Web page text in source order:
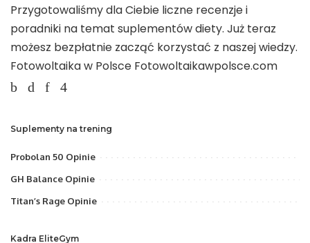
Przygotowaliśmy dla Ciebie liczne recenzje i
poradniki na temat suplementów diety. Już teraz
możesz bezpłatnie zacząć korzystać z naszej wiedzy.
Fotowoltaika w Polsce Fotowoltaikawpolsce.com
Suplementy na trening
Probolan 50 Opinie
GH Balance Opinie
Titan’s Rage Opinie
Kadra EliteGym